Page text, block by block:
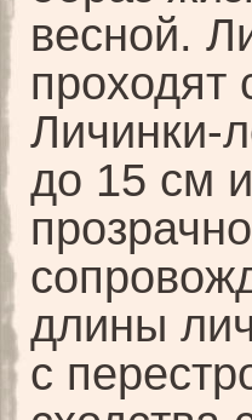
весной.
Личинки-
до 15 см
длины
с